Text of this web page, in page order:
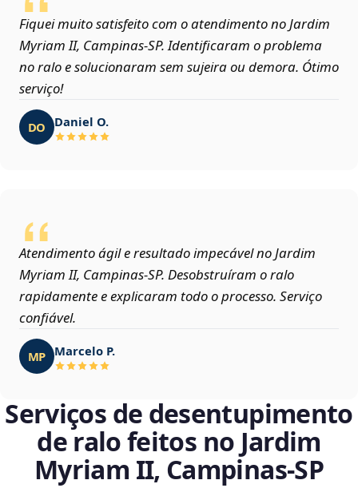
Fiquei muito satisfeito com o atendimento no Jardim
Myriam II, Campinas‑SP. Identificaram o problema
no ralo e solucionaram sem sujeira ou demora. Ótimo
serviço!
DO Daniel O.
Atendimento ágil e resultado impecável no Jardim
Myriam II, Campinas‑SP. Desobstruíram o ralo
rapidamente e explicaram todo o processo. Serviço
confiável.
MP Marcelo P.
Serviços de desentupimento
de ralo feitos no Jardim
Myriam II, Campinas‑SP